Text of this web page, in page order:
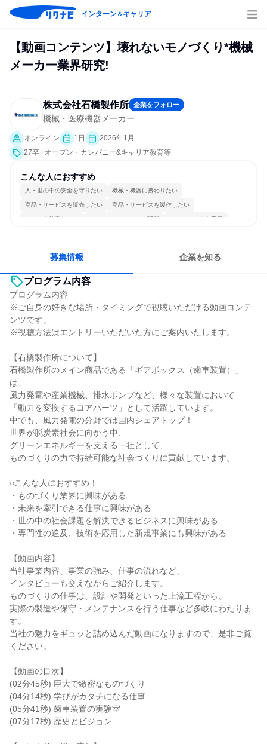
インターン＆キャリア
【動画コンテンツ】壊れないモノづくり*機械
メーカー業界研究!
株式会社石橋製作所 企業をフォロー
機械・医療機器メーカー
オンライン 1日
2026年1月
27卒 | オープン・カンパニー&キャリア教育等
こんな人におすすめ
人・世の中の安全を守りたい 機械・機器に携わりたい
商品・サービスを販売したい 商品・サービスを製作したい
チームを統率したい コミュニケーションが活発 チームワークを重視
募集情報 企業を知る
プログラム内容
プログラム内容
※ご自身の好きな場所・タイミングで視聴いただける動画コンテ
ンツです。
※視聴方法はエントリーいただいた方にご案内いたします。
【石橋製作所について】
石橋製作所のメイン商品である「ギアボックス（歯車装置）」
は、
風力発電や産業機械、排水ポンプなど、様々な装置において
「動力を変換するコアパーツ」として活躍しています。
中でも、風力発電の分野では国内シェアトップ！
世界が脱炭素社会に向かう中、
グリーンエネルギーを支える一社として、
ものづくりの力で持続可能な社会づくりに貢献しています。
○こんな人におすすめ！
・ものづくり業界に興味がある
・未来を牽引できる仕事に興味がある
・世の中の社会課題を解決できるビジネスに興味がある
・専門性の追及、技術を応用した新規事業にも興味がある
【動画内容】
当社事業内容、事業の強み、仕事の流れなど、
インタビューも交えながらご紹介します。
ものづくりの仕事は、設計や開発といった上流工程から、
実際の製造や保守・メンテナンスを行う仕事など多岐にわたりま
す。
当社の魅力をギュッと詰め込んだ動画になりますので、是非ご覧
ください。
【動画の目次】
(02分45秒) 巨大で緻密なものづくり
(04分14秒) 学びがカタチになる仕事
(05分41秒) 歯車装置の実験室
(07分17秒) 歴史とビジョン